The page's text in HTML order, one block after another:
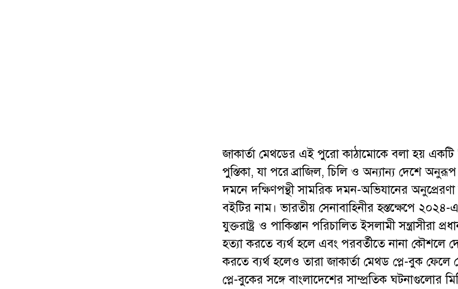
জাকার্তা মেথডের এই পুরো কাঠামোকে বলা হয়
পুস্তিকা, যা পরে ব্রাজিল, চিলি ও অন্যান্য দেশে
দমনে দক্ষিণপন্থী সামরিক দমন-অভিযানের
বইটির নাম। ভারতীয় সেনাবাহিনীর হস্তক্ষেপে
যুক্তরাষ্ট্র ও পাকিস্তান পরিচালিত ইসলামী সন্ত্রাসীরা
হত্যা করতে ব্যর্থ হলে এবং পরবর্তীতে নানা কৌশলে
করতে ব্যর্থ হলেও তারা জাকার্তা মেথড প্লে-বুক ফেলে
প্লে-বুকের সঙ্গে বাংলাদেশের সাম্প্রতিক ঘটনাগুলোর